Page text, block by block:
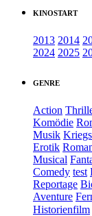
KINOSTART
2013 2014
2024 2025
GENRE
Action
Komödie
Musik
Erotik
Musical
Comedy test
Reportage
Aventure
Historienfilm